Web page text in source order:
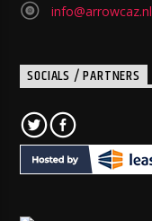
info@arrowcaz.nl
SOCIALS / PARTNERS